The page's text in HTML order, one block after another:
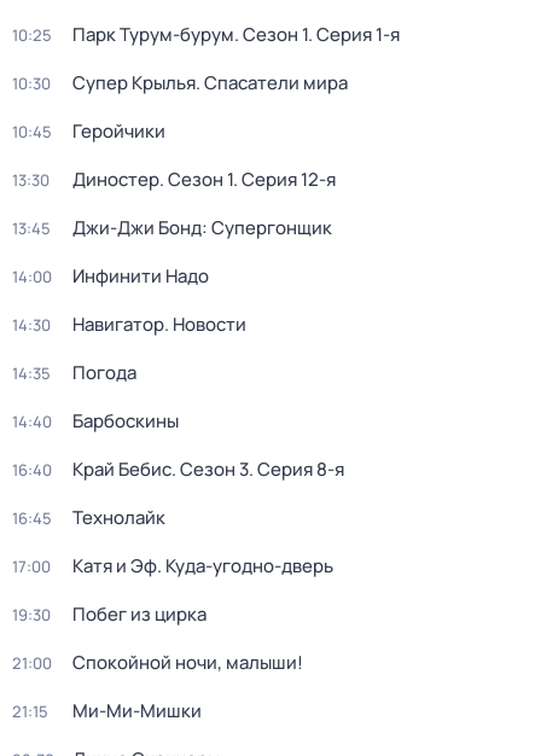
10:25 Парк Турум-бурум. Сезон 1. Серия 1-я
10:30 Супер Крылья. Спасатели мира
10:45 Геройчики
13:30 Диностер. Сезон 1. Серия 12-я
13:45 Джи-Джи Бонд: Супергонщик
14:00 Инфинити Надо
14:30 Навигатор. Новости
14:35 Погода
14:40 Барбоскины
16:40 Край Бебис. Сезон 3. Серия 8-я
16:45 Технолайк
17:00 Катя и Эф. Куда-угодно-дверь
19:30 Побег из цирка
21:00 Спокойной ночи, малыши!
21:15 Ми-Ми-Мишки